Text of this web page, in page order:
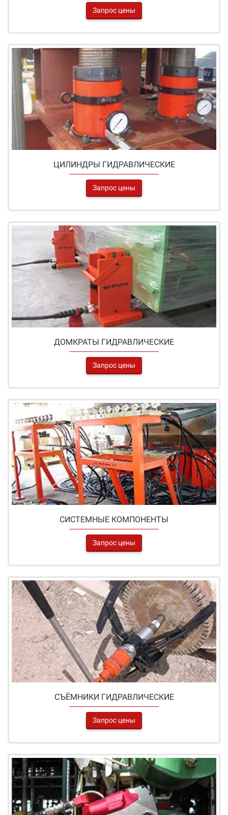
Запрос цены
ЦИЛИНДРЫ ГИДРАВЛИЧЕСКИЕ
Запрос цены
ДОМКРАТЫ ГИДРАВЛИЧЕСКИЕ
Запрос цены
СИСТЕМНЫЕ КОМПОНЕНТЫ
Запрос цены
СЪЁМНИКИ ГИДРАВЛИЧЕСКИЕ
Запрос цены